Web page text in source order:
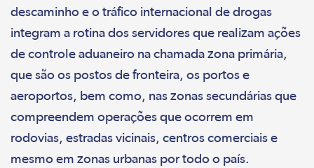
descaminho e o tráfico internacional de drogas
integram a rotina dos servidores que realizam ações
de controle aduaneiro na chamada zona primária,
que são os postos de fronteira, os portos e
aeroportos, bem como, nas zonas secundárias que
compreendem operações que ocorrem em
rodovias, estradas vicinais, centros comerciais e
mesmo em zonas urbanas por todo o país.